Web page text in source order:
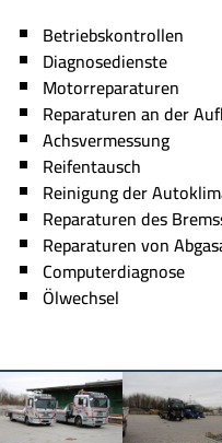
Betriebskontrollen
Diagnosedienste
Motorreparaturen
Reparaturen an der
Achsvermessung
Reifentausch
Reinigung der
Reparaturen des
Reparaturen von
Computerdiagnose
Ölwechsel